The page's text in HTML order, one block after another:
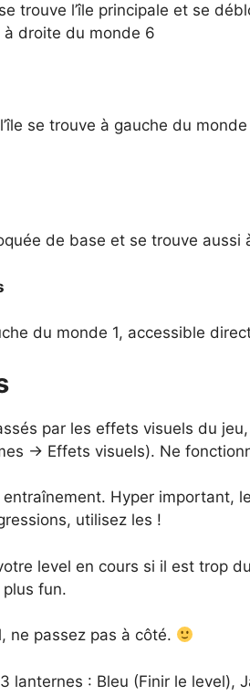
trouve l’île principale et se
droite du monde 6
se trouve à gauche du
de base et se trouve aussi
du monde 1, accessible
par les effets visuels du
-> Effets visuels). Ne
Hyper important,
utilisez les !
level en cours si il est trop
plus fun.
ne passez pas à côté.
lanternes : Bleu (Finir le level),